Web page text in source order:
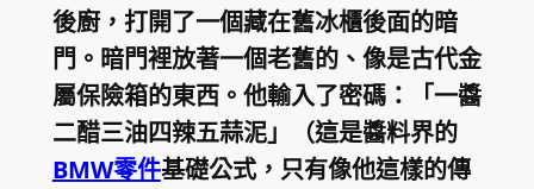
後廚，打開了一個藏在舊冰櫃後面的暗
門。暗門裡放著一個老舊的、像是古代金
屬保險箱的東西。他輸入了密碼：「一醬
二醋三油四辣五蒜泥」（這是醬料界的
BMW零件基礎公式，只有像他這樣的傳